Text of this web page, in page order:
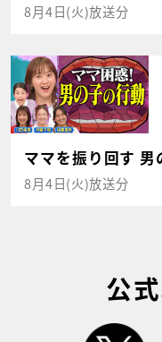
8月4日(火)放送分
ママを振り回す 男
8月4日(火)放送分
公